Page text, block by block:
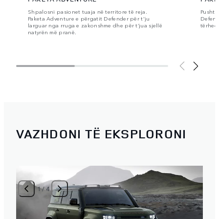
Shpalosni pasionet tuaja në territore të reja.
Paketa Adventure e përgatit Defender për t'ju
larguar nga rruga e zakonshme dhe për t’jua sjellë
natyrën më pranë.
VAZHDONI TË EKSPLORONI
1/4